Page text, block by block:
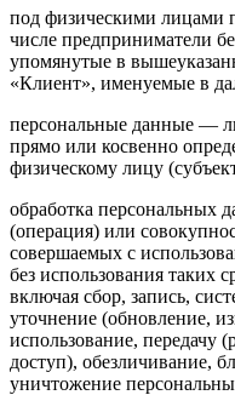
под физическими лицами
числе предприниматели
упомянутые в
«Клиент», именуемые в
персональные данные —
прямо или косвенно
физическому лицу
обработка персональных
(операция) или
совершаемых с
без использования таких
включая сбор, запись,
уточнение (обновление,
использование, передачу
доступ), обезличивание,
уничтожение